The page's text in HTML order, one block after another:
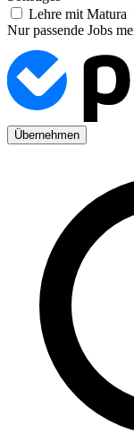
Lehre mit Matura
Nur passende Jobs
Übernehmen